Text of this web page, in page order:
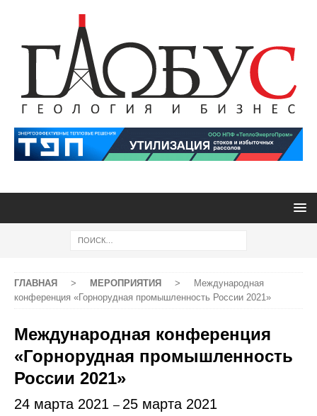
ГЛАВНАЯ > МЕРОПРИЯТИЯ >
Международная
конференция «Горнорудная промышленность России 2021»
Международная конференция
«Горнорудная промышленность
России 2021»
24 марта 2021 – 25 марта 2021